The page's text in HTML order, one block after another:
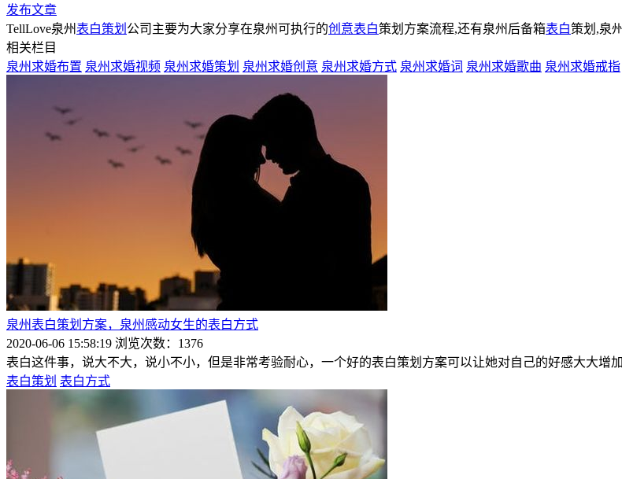
发布文章
TellLove泉州表白策划 公司主要为大家分享在泉州可执行的创意表白策划方案流程,还有泉州后备箱表白策划,泉州
相关栏目
泉州求婚布置 泉州求婚视频 泉州求婚策划 泉州求婚创意 泉州求婚方式 泉州求婚词 泉州求婚歌曲 泉州求婚戒指
泉州表白策划方案，泉州感动女生的表白方式
2020-06-06 15:58:19 浏览次数：1376
表白这件事，说大不大，说小不小，但是非常考验耐心，一个好的表白策划方案可以让她对自己的好感大大增
表白策划 表白方式